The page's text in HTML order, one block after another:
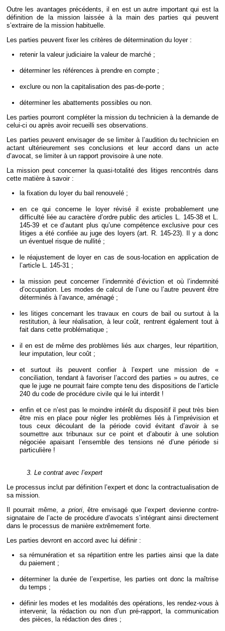
Outre les avantages précédents, il en est un autre important qui est la
définition de la mission laissée à la main des parties qui peuvent
s’extraire de la mission habituelle.
Les parties peuvent fixer les critères de détermination du loyer :
retenir la valeur judiciaire la valeur de marché ;
déterminer les références à prendre en compte ;
exclure ou non la capitalisation des pas-de-porte ;
déterminer les abattements possibles ou non.
Les parties pourront compléter la mission du technicien à la demande de
celui-ci ou après avoir recueilli ses observations.
Les parties peuvent envisager de se limiter à l’audition du technicien en
actant ultérieurement ses conclusions et leur accord dans un acte
d’avocat, se limiter à un rapport provisoire à une note.
La mission peut concerner la quasi-totalité des litiges rencontrés dans
cette matière à savoir :
la fixation du loyer du bail renouvelé ;
en ce qui concerne le loyer révisé il existe probablement une
difficulté liée au caractère d’ordre public des articles L. 145-38 et L.
145-39 et ce d’autant plus qu’une compétence exclusive pour ces
litiges a été confiée au juge des loyers (art. R. 145-23). Il y a donc
un éventuel risque de nullité ;
le réajustement de loyer en cas de sous-location en application de
l’article L. 145-31 ;
la mission peut concerner l’indemnité d’éviction et où l’indemnité
d’occupation. Les modes de calcul de l’une ou l’autre peuvent être
déterminés à l’avance, aménagé ;
les litiges concernant les travaux en cours de bail ou surtout à la
restitution, à leur réalisation, à leur coût, rentrent également tout à
fait dans cette problématique ;
il en est de même des problèmes liés aux charges, leur répartition,
leur imputation, leur coût ;
et surtout ils peuvent confier à l’expert une mission de «
conciliation, tendant à favoriser l’accord des parties » ou autres, ce
que le juge ne pourrait faire compte tenu des dispositions de l’article
240 du code de procédure civile qui le lui interdit !
enfin et ce n’est pas le moindre intérêt du dispositif il peut très bien
être mis en place pour régler les problèmes liés à l’imprévision et
tous ceux découlant de la période covid évitant d’avoir à se
soumettre aux tribunaux sur ce point et d’aboutir à une solution
négociée apaisant l’ensemble des tensions né d’une période si
particulière !
3. Le contrat avec l’expert
Le processus inclut par définition l’expert et donc la contractualisation de
sa mission.
Il pourrait même,a priori, être envisagé que l’expert devienne contre-
signataire de l’acte de procédure d’avocats s’intégrant ainsi directement
dans le processus de manière extrêmement forte.
Les parties devront en accord avec lui définir :
sa rémunération et sa répartition entre les parties ainsi que la date
du paiement ;
déterminer la durée de l’expertise, les parties ont donc la maîtrise
du temps ;
définir les modes et les modalités des opérations, les rendez-vous à
intervenir, la rédaction ou non d’un pré-rapport, la communication
des pièces, la rédaction des dires ;